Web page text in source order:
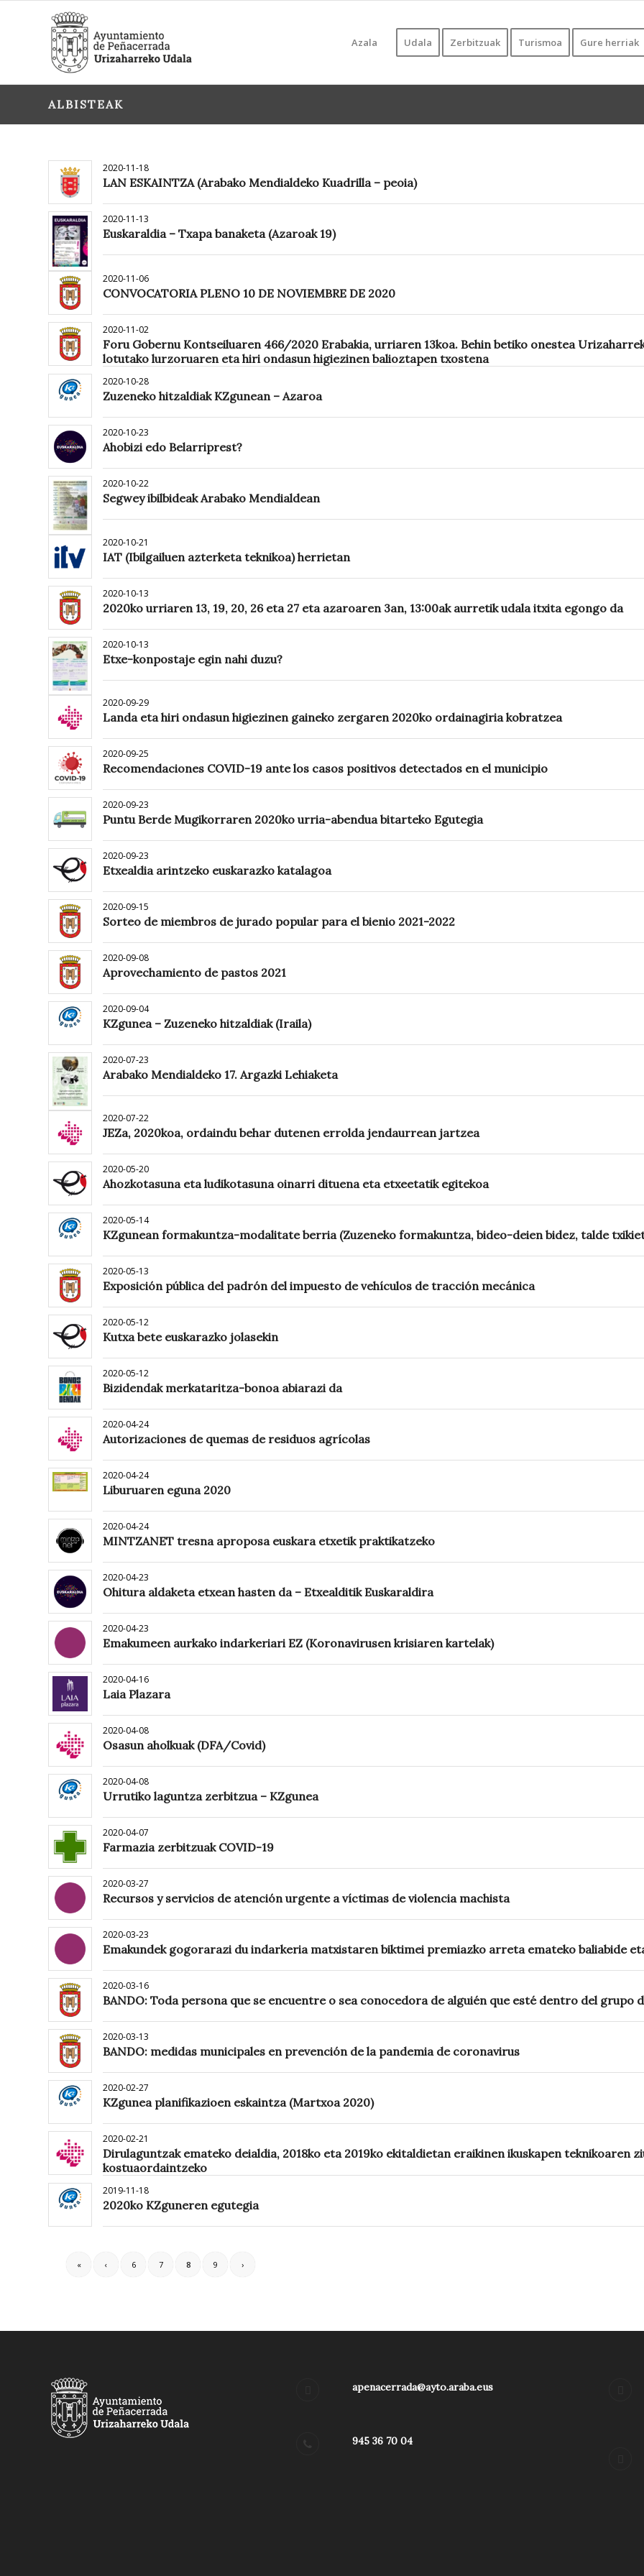
Azala Udala Zerbitzuak Turismoa Gure herriak
ALBISTEAK
2020-11-18
LAN ESKAINTZA (Arabako Mendialdeko Kuadrilla – peoia)
2020-11-13
Euskaraldia – Txapa banaketa (Azaroak 19)
2020-11-06
CONVOCATORIA PLENO 10 DE NOVIEMBRE DE 2020
2020-11-02
Foru Gobernu Kontseiluaren 466/2020 Erabakia, urriaren 13koa. Behin betiko onestea
lotutako lurzoruaren eta hiri ondasun higiezinen balioztapen txostena
2020-10-28
Zuzeneko hitzaldiak KZgunean – Azaroa
2020-10-23
Ahobizi edo Belarriprest?
2020-10-22
Segwey ibilbideak Arabako Mendialdean
2020-10-21
IAT (Ibilgailuen azterketa teknikoa) herrietan
2020-10-13
2020ko urriaren 13, 19, 20, 26 eta 27 eta azaroaren 3an, 13:00ak aurretik udala itxita egongo da
2020-10-13
Etxe-konpostaje egin nahi duzu?
2020-09-29
Landa eta hiri ondasun higiezinen gaineko zergaren 2020ko ordainagiria kobratzea
2020-09-25
Recomendaciones COVID-19 ante los casos positivos detectados en el municipio
2020-09-23
Puntu Berde Mugikorraren 2020ko urria-abendua bitarteko Egutegia
2020-09-23
Etxealdia arintzeko euskarazko katalagoa
2020-09-15
Sorteo de miembros de jurado popular para el bienio 2021-2022
2020-09-08
Aprovechamiento de pastos 2021
2020-09-04
KZgunea – Zuzeneko hitzaldiak (Iraila)
2020-07-23
Arabako Mendialdeko 17. Argazki Lehiaketa
2020-07-22
JEZa, 2020koa, ordaindu behar dutenen errolda jendaurrean jartzea
2020-05-20
Ahozkotasuna eta ludikotasuna oinarri dituena eta etxeetatik egitekoa
2020-05-14
KZgunean formakuntza-modalitate berria (Zuzeneko formakuntza, bideo-deien bidez, talde
2020-05-13
Exposición pública del padrón del impuesto de vehículos de tracción mecánica
2020-05-12
Kutxa bete euskarazko jolasekin
2020-05-12
Bizidendak merkataritza-bonoa abiarazi da
2020-04-24
Autorizaciones de quemas de residuos agrícolas
2020-04-24
Liburuaren eguna 2020
2020-04-24
MINTZANET tresna aproposa euskara etxetik praktikatzeko
2020-04-23
Ohitura aldaketa etxean hasten da – Etxealditik Euskaraldira
2020-04-23
Emakumeen aurkako indarkeriari EZ (Koronavirusen krisiaren kartelak)
2020-04-16
Laia Plazara
2020-04-08
Osasun aholkuak (DFA/Covid)
2020-04-08
Urrutiko laguntza zerbitzua – KZgunea
2020-04-07
Farmazia zerbitzuak COVID-19
2020-03-27
Recursos y servicios de atención urgente a víctimas de violencia machista
2020-03-23
Emakundek gogorarazi du indarkeria matxistaren biktimei premiazko arreta emateko baliabide
2020-03-16
BANDO: Toda persona que se encuentre o sea conocedora de alguién que esté dentro del grupo
2020-03-13
BANDO: medidas municipales en prevención de la pandemia de coronavirus
2020-02-27
KZgunea planifikazioen eskaintza (Martxoa 2020)
2020-02-21
Dirulaguntzak emateko deialdia, 2018ko eta 2019ko ekitaldietan eraikinen ikuskapen
kostuaordaintzeko
2019-11-18
2020ko KZguneren egutegia
« ‹ 6 7 8 9 ›
apenacerrada@ayto.araba.eus
945 36 70 04